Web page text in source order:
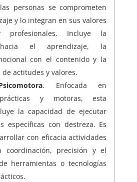
personas se comprometen
y lo integran en sus valores
profesionales. Incluye la
hacia el aprendizaje, la
con el contenido y la
actitudes y valores.
. Enfocada en
y motoras, esta
la capacidad de ejecutar
específicas con destreza. Es
con eficacia actividades
coordinación, precisión y el
herramientas o tecnologías